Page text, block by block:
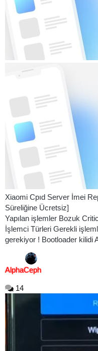
Xiaomi Cpıd Server İmei
Süreliğine Ücretsiz]
Yapılan işlemler Bozuk
İşlemci Türleri Gerekli
gerekiyor ! Bootloader kilidi
AlphaCeph
14